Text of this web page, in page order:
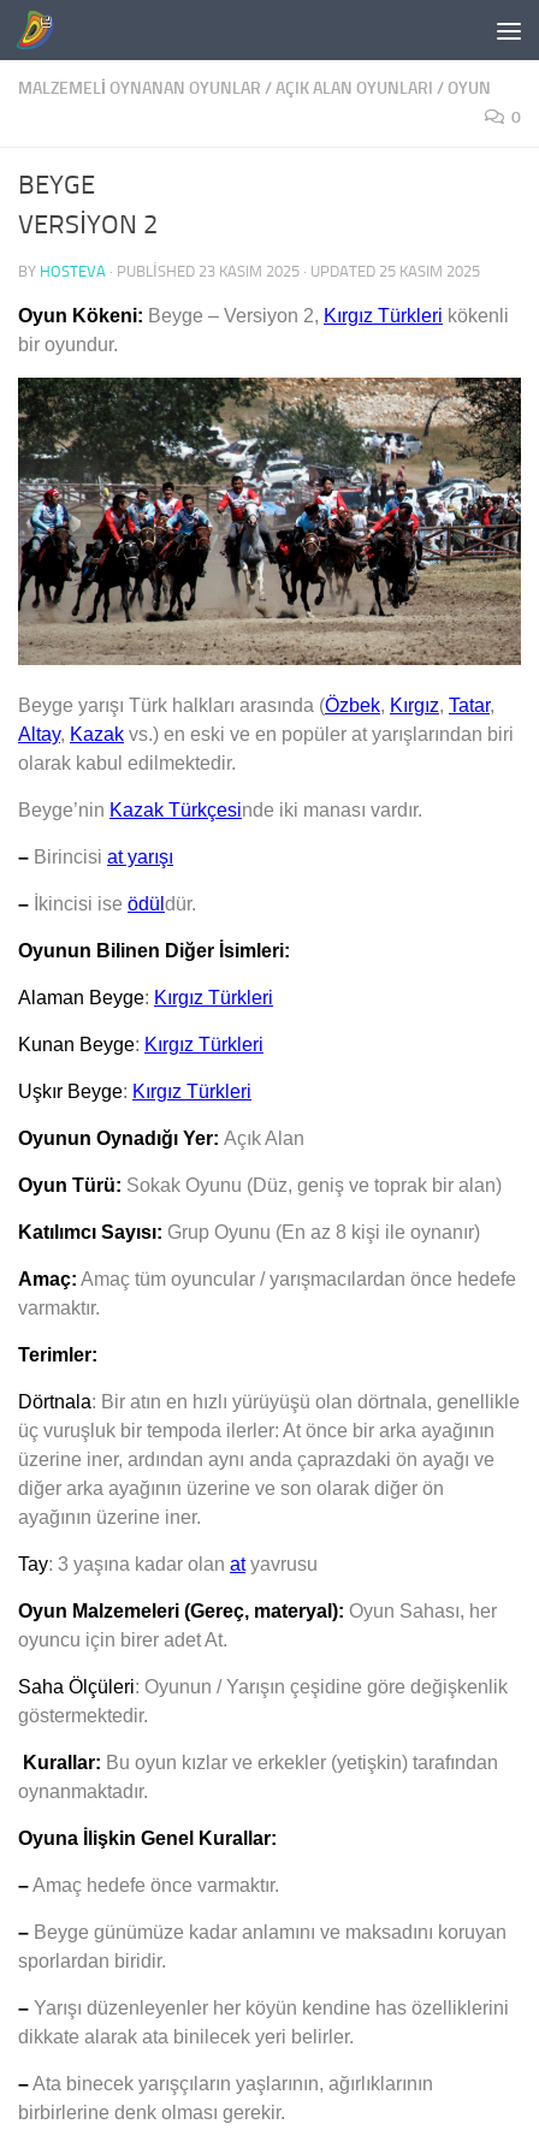
Skip to content
MALZEMELI OYNANAN OYUNLAR /AÇIK ALAN OYUNLARI /OYUN
0
BEYGE
VERSİYON 2
BY HOSTEVA · PUBLISHED 23 KASIM 2025 · UPDATED 25 KASIM 2025
Oyun Kökeni: Beyge – Versiyon 2, Kırgız Türkleri kökenli
bir oyundur.
Beyge yarışı Türk halkları arasında (Özbek, Kırgız, Tatar,
Altay, Kazak vs.) en eski ve en popüler at yarışlarından biri
olarak kabul edilmektedir.
Beyge’nin Kazak Türkçesinde iki manası vardır.
– Birincisi at yarışı
– İkincisi ise ödül dür.
Oyunun Bilinen Diğer İsimleri:
Alaman Beyge: Kırgız Türkleri
Kunan Beyge: Kırgız Türkleri
Uşkır Beyge: Kırgız Türkleri
Oyunun Oynadığı Yer: Açık Alan
Oyun Türü: Sokak Oyunu (Düz, geniş ve toprak bir alan)
Katılımcı Sayısı: Grup Oyunu (En az 8 kişi ile oynanır)
Amaç: Amaç tüm oyuncular / yarışmacılardan önce hedefe
varmaktır.
Terimler:
Dörtnala: Bir atın en hızlı yürüyüşü olan dörtnala, genellikle
üç vuruşluk bir tempoda ilerler: At önce bir arka ayağının
üzerine iner, ardından aynı anda çaprazdaki ön ayağı ve
diğer arka ayağının üzerine ve son olarak diğer ön
ayağının üzerine iner.
Tay: 3 yaşına kadar olan atyavrusu
Oyun Malzemeleri (Gereç, materyal): Oyun Sahası, her
oyuncu için birer adet At.
Saha Ölçüleri: Oyunun / Yarışın çeşidine göre değişkenlik
göstermektedir.
Kurallar: Bu oyun kızlar ve erkekler (yetişkin) tarafından
oynanmaktadır.
Oyuna İlişkin Genel Kurallar:
–Amaç hedefe önce varmaktır.
– Beyge günümüze kadar anlamını ve maksadını koruyan
sporlardan biridir.
– Yarışı düzenleyenler her köyün kendine has özelliklerini
dikkate alarak ata binilecek yeri belirler.
–Ata binecek yarışçıların yaşlarının, ağırlıklarının
birbirlerine denk olması gerekir.